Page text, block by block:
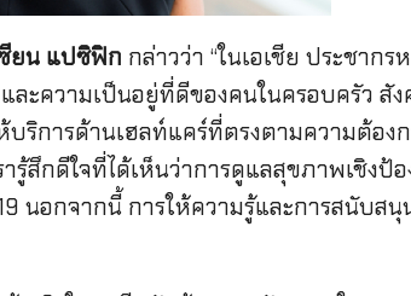
ซียน แปซิฟิก กล่าวว่า “ในเอเชีย ประชาก
ความเป็นอยู่ที่ดีของคนในครอบครัว สั
การด้านเฮลท์แคร์ที่ตรงตามความต้อง
รู้สึกดีใจที่ได้เห็นว่าการดูแลสุขภาพเชิง
นอกจากนี้ การให้ความรู้และการสนับ